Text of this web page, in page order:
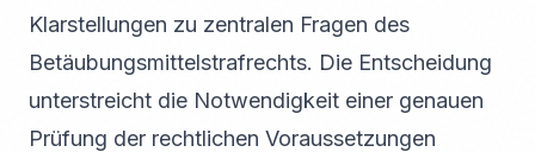
Klarstellungen zu zentralen Fragen des
Betäubungsmittelstrafrechts. Die Entscheidung
unterstreicht die Notwendigkeit einer genauen
Prüfung der rechtlichen Voraussetzungen